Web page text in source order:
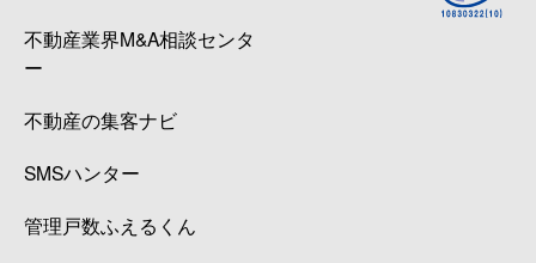
不動産業界M&A相談センタ
ー
不動産の集客ナビ
SMSハンター
管理戸数ふえるくん